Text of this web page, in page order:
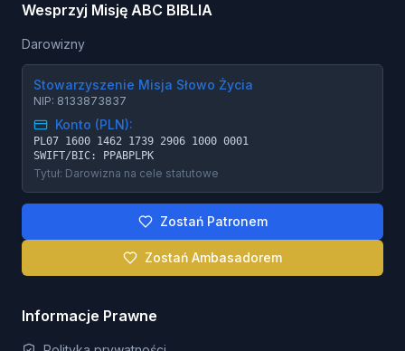
Wesprzyj Misję ABC BIBLIA
Darowizny
Stowarzyszenie Misja Słowo Życia
NIP: 8133873837
Konto (PLN):
PL07 1600 1462 1739 2906 1000 0001
SWIFT/BIC: PPABPLPK
Tytuł: Darowizna na cele statutowe
Zostań Patronem
Zostań Ambasadorem
Informacje Prawne